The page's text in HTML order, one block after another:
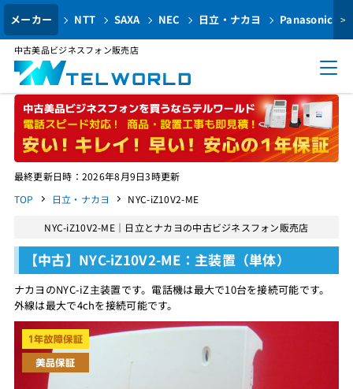
メーカー NTT SAXA NEC 日立・ナカヨ Panasonic >
中古美品ビジネスフォン販売店
最終更新日時：2026年8月9日3時更新
TOP
日立・ナカヨ NYC-iZ10V2-ME
NYC-iZ10V2-ME｜日立とナカヨの中古ビジネスフォン販売店
【中古】NYC-iZ10V2-ME：主装置（単体）
ナカヨのNYC-iZ主装置です。電話機は最大で10台を接続可能です。
外線は最大で4chを接続可能です。